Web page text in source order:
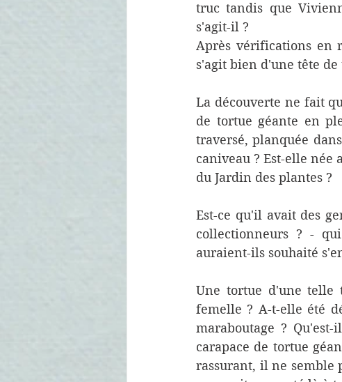
truc tandis que
s'agit-il ?
Après vérifications en
s'agit bien d'une tête de
La découverte ne fait
de tortue géante en
traversé, planquée
caniveau ? Est-elle née
du Jardin des plantes ?
Est-ce qu'il avait des
collectionneurs ? -
auraient-ils souhaité
Une tortue d'une telle
femelle ? A-t-elle été
maraboutage ?
carapace de tortue
rassurant, il ne semble